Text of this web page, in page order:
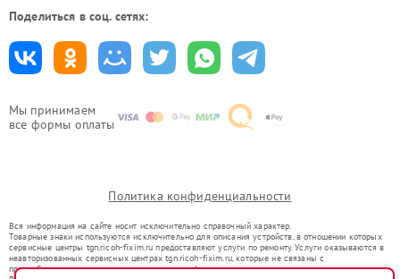
Мы принимаем
все формы оплаты
Поделиться в соц. сетях:
Политика конфиденциальности
Вся информация на сайте носит исключительно справочный характер.
Товарные знаки используются исключительно для описания устройств, в отношении которых
сервисные центры tgn.ricoh-fixim.ru предоставляют услуги по ремонту. Услуги оказываются в
неавторизованных сервисных центрах tgn.ricoh-fixim.ru, которые не связаны с
правообладателями товарных знаков или их официальными представителями.